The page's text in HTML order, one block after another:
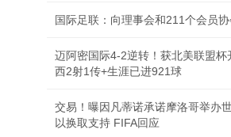
国际足联：向理事会和211个会员
迈阿密国际4-2逆转！获北美联盟杯
西2射1传+生涯已进921球
交易！曝因凡蒂诺承诺摩洛哥举办
以换取支持 FIFA回应